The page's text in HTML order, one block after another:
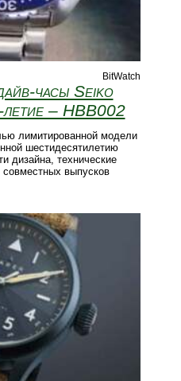
BitWatch
часы Seiko
– HBB002
лимитированной модели
шестидесятилетию
дизайна, технические
выпусков